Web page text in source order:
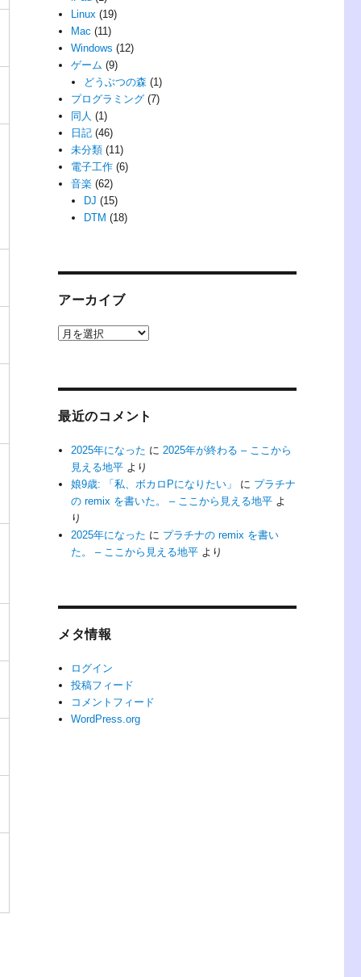
Linux (19)
Mac (11)
Windows (12)
ゲーム (9)
どうぶつの森 (1)
プログラミング (7)
同人 (1)
日記 (46)
未分類 (11)
電子工作 (6)
音楽 (62)
DJ (15)
DTM (18)
アーカイブ
ア
最近のコメント
2025年になった に2025年が終わる – ここから
見える地平 より
娘9歳: 「私、ボカロPになりたい」
に プラチナ
の remix を書いた。 – ここから見える地平 よ
り
2025年になった に プラチナの remix を書い
た。 – ここから見える地平 より
メタ情報
ログイン
投稿フィード
コメントフィード
WordPress.org